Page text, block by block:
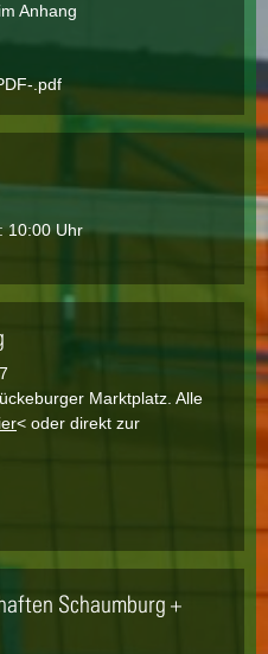
Anhang
.pdf
10:00 Uhr
Marktplatz. Alle
< oder direkt zur
Schaumburg +